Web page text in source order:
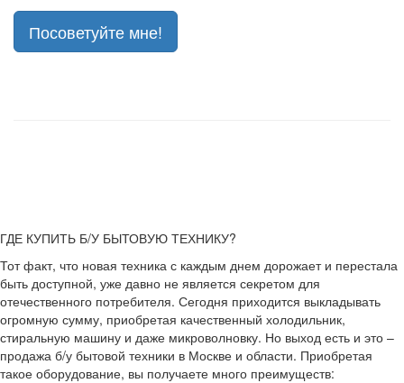
Посоветуйте мне!
ГДЕ КУПИТЬ Б/У БЫТОВУЮ ТЕХНИКУ?
Тот факт, что новая техника с каждым днем дорожает и перестала
быть доступной, уже давно не является секретом для
отечественного потребителя. Сегодня приходится выкладывать
огромную сумму, приобретая качественный холодильник,
стиральную машину и даже микроволновку. Но выход есть и это –
продажа б/у бытовой техники в Москве и области. Приобретая
такое оборудование, вы получаете много преимуществ: